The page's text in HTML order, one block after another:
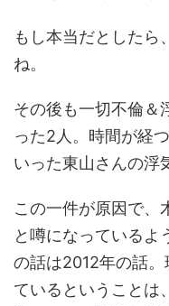
もし本当だとしたら
ね。
その後も一切不倫＆
った2人。時間が経
いった東山さんの浮
この一件が原因で、
と噂になっているよ
の話は2012年の話
ているということは